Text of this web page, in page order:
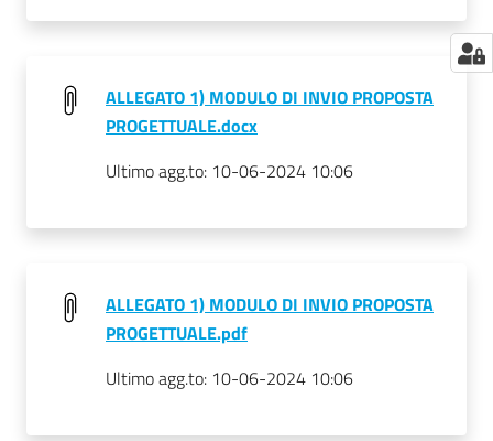
ALLEGATO 1) MODULO DI INVIO PROPOSTA
PROGETTUALE.docx
Ultimo agg.to: 10-06-2024 10:06
ALLEGATO 1) MODULO DI INVIO PROPOSTA
PROGETTUALE.pdf
Ultimo agg.to: 10-06-2024 10:06